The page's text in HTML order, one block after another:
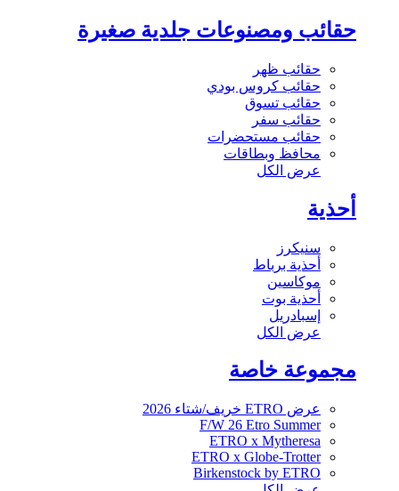
حقائب ومصنوعات جلدية صغيرة
حقائب ظهر
حقائب كروس بودي
حقائب تسوق
حقائب سفر
حقائب مستحضرات
محافظ وبطاقات
عرض الكل
أحذية
سنيكرز
أحذية برباط
موكاسين
أحذية بوت
إسبادريل
عرض الكل
مجموعة خاصة
عرض ETRO خريف/شتاء 2026
F/W 26 Etro Summer
ETRO x Mytheresa
ETRO x Globe-Trotter
Birkenstock by ETRO